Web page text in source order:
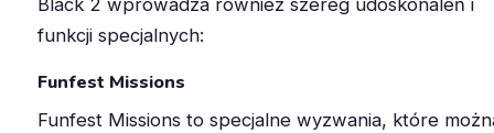
Black 2 wprowadza również szereg udoskonaleń i
funkcji specjalnych:
Funfest Missions
Funfest Missions to specjalne wyzwania, które